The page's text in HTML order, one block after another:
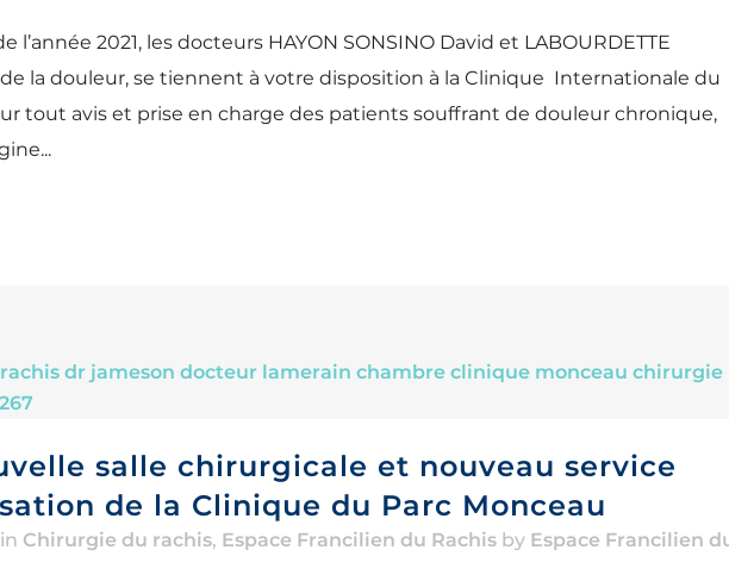
l’année 2021, les docteurs HAYON SONSINO David et LABOURDETTE
la douleur, se tiennent à votre disposition à la Clinique Internationale du
tout avis et prise en charge des patients souffrant de douleur chronique,
salle chirurgicale et nouveau service
de la Clinique du Parc Monceau
in Chirurgie du rachis, Espace Francilien du Rachis by Espace Francilien